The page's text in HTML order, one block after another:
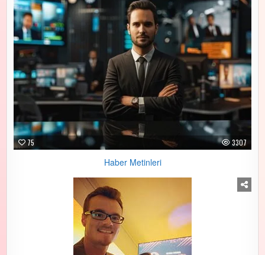
75 3307
Haber Metinleri